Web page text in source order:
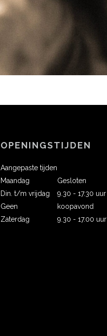
OPENINGSTIJDEN
Aangepaste tijden
Maandag
Gesloten
Din. t/m vrijdag
9.30 - 17.30 uur
Geen
koopavond
Zaterdag
9.30 - 17.00 uur